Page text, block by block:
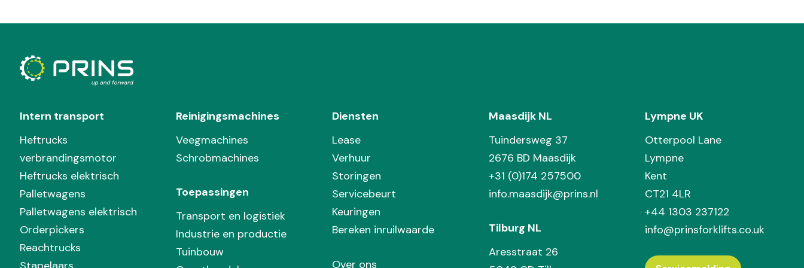
Intern transport
Heftrucks
verbrandingsmotor
Heftrucks elektrisch
Palletwagens
Palletwagens elektrisch
Orderpickers
Reachtrucks
Reinigingsmachines
Veegmachines
Schrobmachines
Toepassingen
Transport en logistiek
Industrie en productie
Tuinbouw
Diensten
Lease
Verhuur
Storingen
Servicebeurt
Keuringen
Bereken inruilwaarde
Over ons
Maasdijk NL
Tuindersweg 37
2676 BD Maasdijk
+31 (0)174 257500
info.maasdijk@prins.nl
Tilburg NL
Aresstraat 26
Lympne UK
Otterpool Lane
Lympne
Kent
CT21 4LR
+44 1303 237122
info@prinsforklifts.co.uk